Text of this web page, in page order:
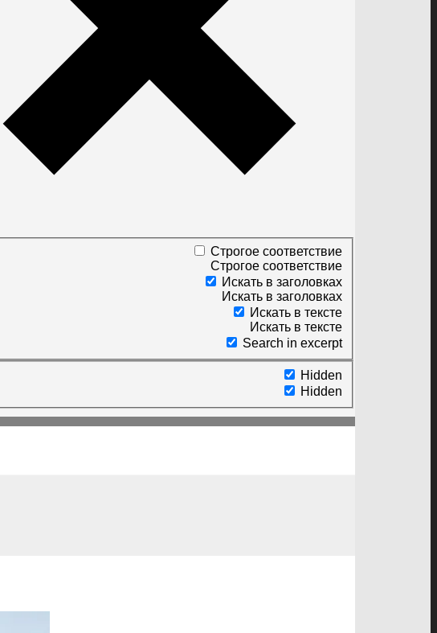
Строгое соответствие
Строгое соответствие
Искать в заголовках
Искать в заголовках
Искать в тексте
Искать в тексте
Search in excerpt
Hidden
Hidden